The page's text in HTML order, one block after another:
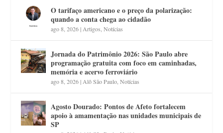
O tarifaço americano e o preço da polarização:
quando a conta chega ao cidadão
ago 8, 2026| Artigos ,Notícias
Jornada do Patrimônio 2026: São Paulo abre
programação gratuita com foco em caminhadas,
memória e acervo ferroviário
ago 8, 2026| Alô São Paulo ,Notícias
Agosto Dourado: Pontos de Afeto fortalecem
apoio à amamentação nas unidades municipais de
SP